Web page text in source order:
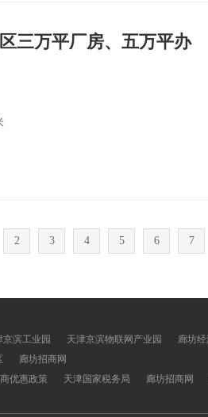
三万平厂房、五万平办
2 3 4 5 6 7
京滨工业园 天津京滨物联网产业园 廊坊
廊坊招商网
优惠政策 天津国家税务局 廊坊招商网